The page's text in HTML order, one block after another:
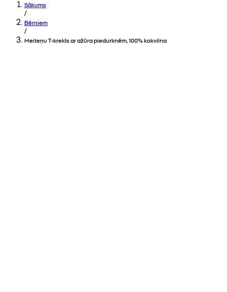
Sākums
/
Bērniem
/
Meiteņu T-krekls ar ažūra piedurknēm, 100% kokvilna